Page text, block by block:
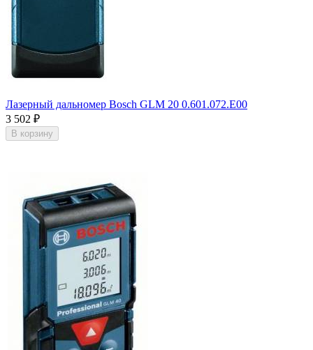
Лазерный дальномер Bosch GLM 20 0.601.072.E00
3 502 ₽
В корзину